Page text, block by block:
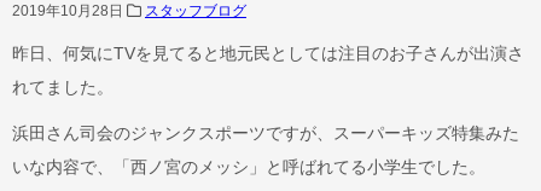
2019年10月28日 スタッフブログ
昨日、何気にTVを見てると地元民としては注目のお子さんが出演さ
れてました。
浜田さん司会のジャンクスポーツですが、スーパーキッズ特集みた
いな内容で、「西ノ宮のメッシ」と呼ばれてる小学生でした。